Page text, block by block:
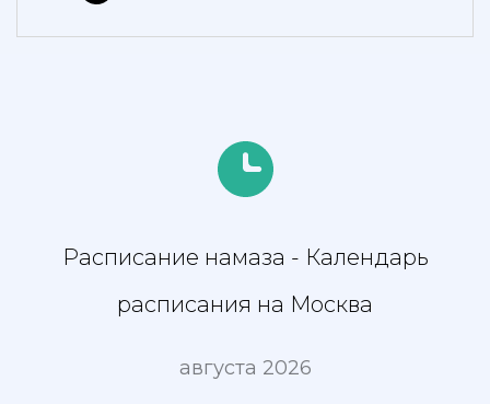
Расписание намаза - Календарь
расписания на Москва
августа 2026